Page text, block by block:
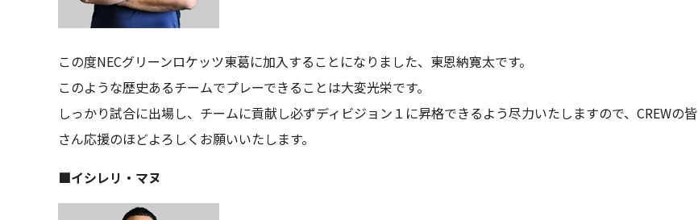
この度NECグリーンロケッツ東葛に加入することになりました、東恩納寛太です。
このような歴史あるチームでプレーできることは大変光栄です。
しっかり試合に出場し、チームに貢献し必ずディビジョン１に昇格できるよう尽力いたしますので、CREWの皆
さん応援のほどよろしくお願いいたします。
■イシレリ・マヌ